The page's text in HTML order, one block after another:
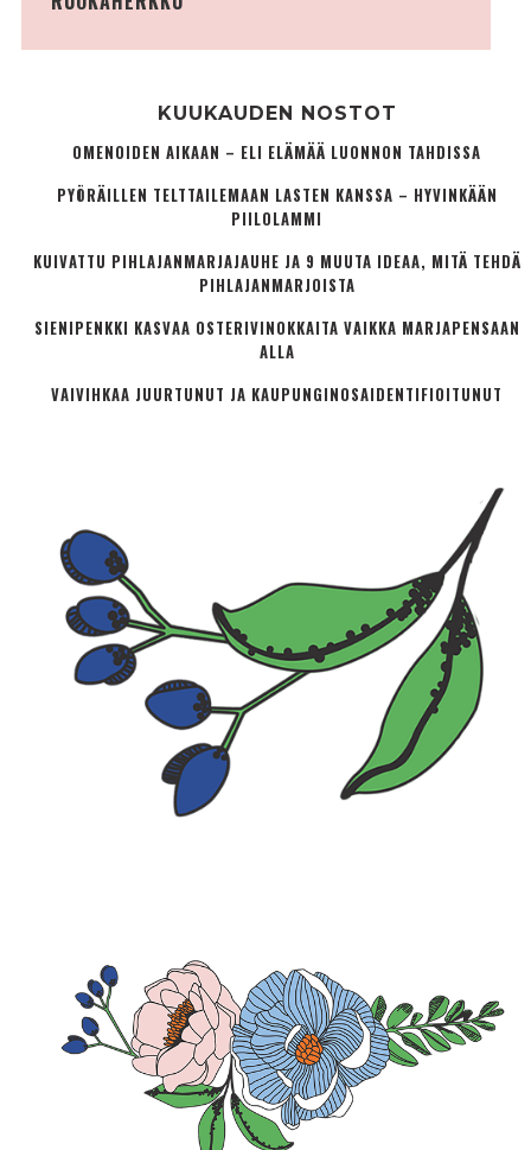
KUUKAUDEN NOSTOT
OMENOIDEN AIKAAN – ELI ELÄMÄÄ LUONNON TAHDISSA
PYÖRÄILLEN TELTTAILEMAAN LASTEN KANSSA – HYVINKÄÄN
PIILOLAMMI
KUIVATTU PIHLAJANMARJAJAUHE JA 9 MUUTA IDEAA, MITÄ TEHDÄ
PIHLAJANMARJOISTA
SIENIPENKKI KASVAA OSTERIVINOKKAITA VAIKKA MARJAPENSAAN
ALLA
VAIVIHKAA JUURTUNUT JA KAUPUNGINOSA­IDENTIFIOITUNUT